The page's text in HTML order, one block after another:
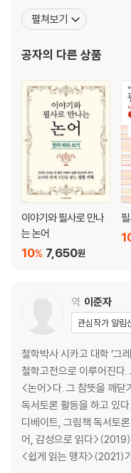
선진을 등용
극기복례
지도자는 솔선해야
14. 헌문 편
도가 있을 때 녹봉을 받아야
15. 위령공 편
진법은 모름
16. 계씨 편
계씨의 걱정거리는 담장 안에
양화와의 만남
은나라 세 인자
요, 순, 우, 탕, 무왕
계씨(季氏) 가문의 창고지
을 게을리하지 않았다. 48
는 책임을 맡았고 다시 사
펼쳐보기
공자의 다른 상품
이야기와 필사로 만나
는 논어
7,650원
10%
역 이준자
관심작가 알림
철학박사 시카고 대학 ‘그
철학고전으로 이루어진다
<논어>다. 그 참뜻을 깨닫
독서토론 활동을 하고 있
디베이트, 그림책 독서토
어, 감성으로 읽다
<쉽게 읽는 맹자>(2021)